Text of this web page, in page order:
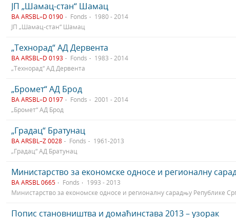
JП „Шамац-стан“ Шамац
BA ARSBL–D 0190 Fonds
1980 - 2014
JП „Шамац-стан“ Шамац
„Технорад“ АД Дервента
BA ARSBL–D 0193 Fonds
1983 - 2014
„Технорад“ АД Дервента
„Бромет“ АД Брод
BA ARSBL–D 0197 Fonds
2001 - 2014
„Бромет“ АД Брод
„Градац“ Братунац
BA ARSBL–Z 0028 Fonds
1961-2013
„Градац“ АД Братунац
Министарство за економске односе и регионалну
BA ARSBL 0665 Fonds
1993 - 2013
Министарство за економске односе и регионалну сарадњу Републике
Попис становништва и домаћинстава 2013 – узорак